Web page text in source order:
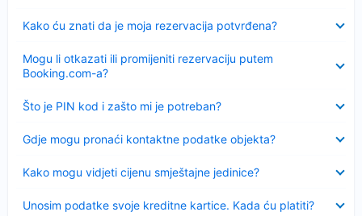
Kako ću znati da je moja rezervacija potvrđena?
Mogu li otkazati ili promijeniti rezervaciju putem
Booking.com-a?
Što je PIN kod i zašto mi je potreban?
Sažeto
Gdje mogu pronaći kontaktne podatke objekta?
Kako mogu vidjeti cijenu smještajne jedinice?
Unosim podatke svoje kreditne kartice. Kada ću platiti?